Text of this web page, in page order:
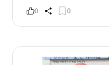
0 0